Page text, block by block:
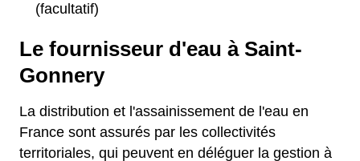
(facultatif)
Le fournisseur d'eau à Saint-
Gonnery
La distribution et l'assainissement de l'eau en
France sont assurés par les collectivités
territoriales, qui peuvent en déléguer la gestion à